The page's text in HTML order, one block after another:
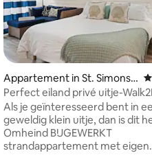
beoordeling van 5 uit 5, 30
Appartement in St. Simons I
sland
Perfect eiland privé uitje-
Village
Als je geïnteresseerd bent in
geweldig klein uitje, dan is dit
Omheind BIJGEWERKT
strandappartement met eigen